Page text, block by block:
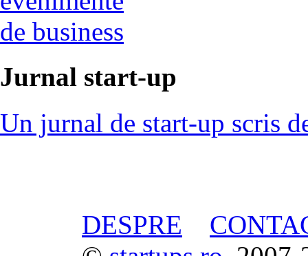
de business
Jurnal start-up
Un jurnal de start-up scris
DESPRE